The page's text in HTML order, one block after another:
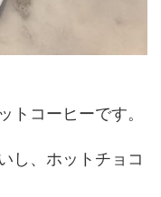
トコーヒーです。
し、ホットチョコ